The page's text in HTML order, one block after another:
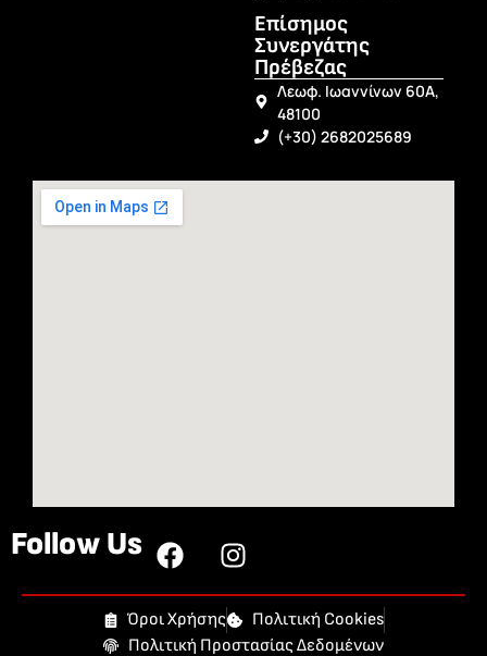
Επίσημος
Συνεργάτης
Πρέβεζας
Λεωφ. Ιωαννίνων 60Α,
48100
(+30) 2682025689
Follow Us
Όροι Χρήσης
Πολιτική Cookies
Πολιτική Προστασίας Δεδομένων